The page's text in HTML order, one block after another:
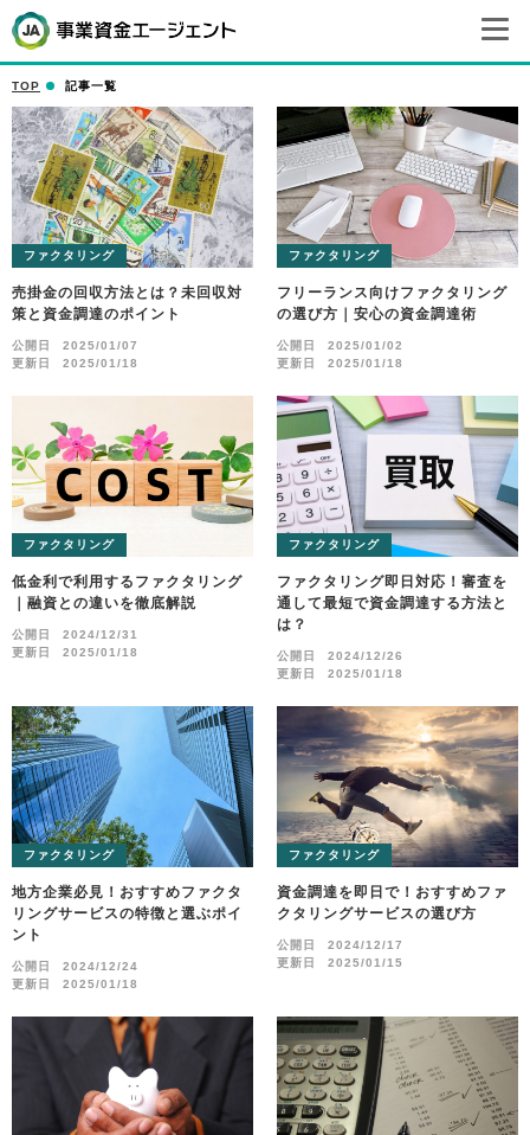
TOP 記事一覧
ファクタリング
売掛金の回収方法とは？未回収対
策と資金調達のポイント
公開日
2025/01/07
更新日
2025/01/18
ファクタリング
フリーランス向けファクタリング
の選び方｜安心の資金調達術
公開日
2025/01/02
更新日
2025/01/18
ファクタリング
低金利で利用するファクタリング
｜融資との違いを徹底解説
公開日
2024/12/31
更新日
2025/01/18
ファクタリング
ファクタリング即日対応！審査を
通して最短で資金調達する方法と
は？
公開日
2024/12/26
更新日
2025/01/18
ファクタリング
地方企業必見！おすすめファクタ
リングサービスの特徴と選ぶポイ
ント
公開日
2024/12/24
更新日
2025/01/18
ファクタリング
資金調達を即日で！おすすめファ
クタリングサービスの選び方
公開日
2024/12/17
更新日
2025/01/15